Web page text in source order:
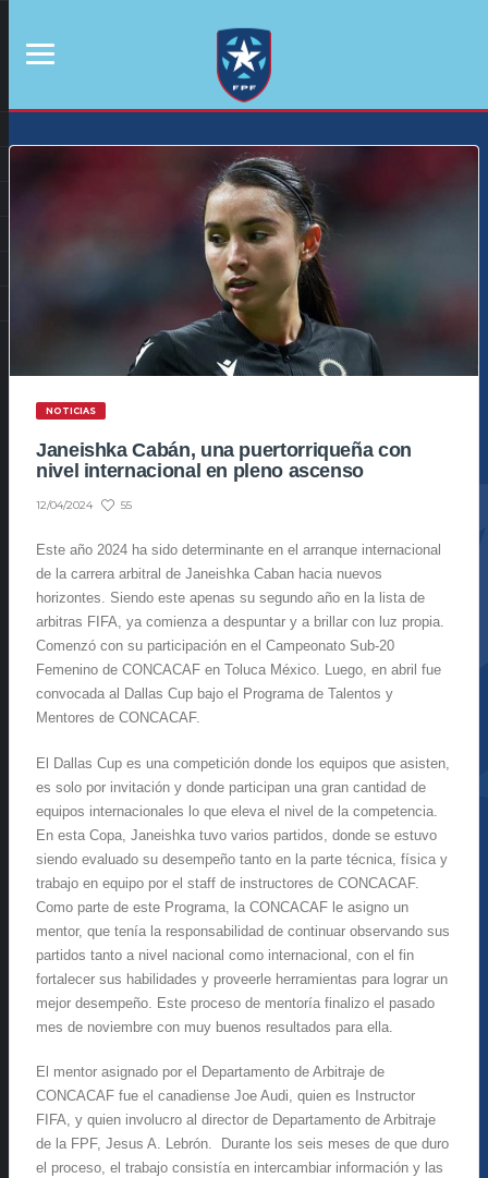
NOTICIAS
Janeishka Cabán, una puertorriqueña con
nivel internacional en pleno ascenso
12/04/2024 55
Este año 2024 ha sido determinante en el arranque internacional
de la carrera arbitral de Janeishka Caban hacia nuevos
horizontes. Siendo este apenas su segundo año en la lista de
arbitras FIFA, ya comienza a despuntar y a brillar con luz propia.
Comenzó con su participación en el Campeonato Sub-20
Femenino de CONCACAF en Toluca México. Luego, en abril fue
convocada al Dallas Cup bajo el Programa de Talentos y
Mentores de CONCACAF.
El Dallas Cup es una competición donde los equipos que asisten,
es solo por invitación y donde participan una gran cantidad de
equipos internacionales lo que eleva el nivel de la competencia.
En esta Copa, Janeishka tuvo varios partidos, donde se estuvo
siendo evaluado su desempeño tanto en la parte técnica, física y
trabajo en equipo por el staff de instructores de CONCACAF.
Como parte de este Programa, la CONCACAF le asigno un
mentor, que tenía la responsabilidad de continuar observando sus
partidos tanto a nivel nacional como internacional, con el fin
fortalecer sus habilidades y proveerle herramientas para lograr un
mejor desempeño. Este proceso de mentoría finalizo el pasado
mes de noviembre con muy buenos resultados para ella.
El mentor asignado por el Departamento de Arbitraje de
CONCACAF fue el canadiense Joe Audi, quien es Instructor
FIFA, y quien involucro al director de Departamento de Arbitraje
de la FPF, Jesus A. Lebrón. Durante los seis meses de que duro
el proceso, el trabajo consistía en intercambiar información y las